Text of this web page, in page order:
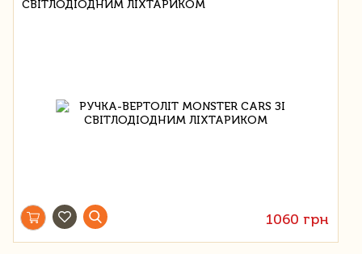
СВІТЛОДІОДНИМ ЛІХТАРИКОМ
1060 грн